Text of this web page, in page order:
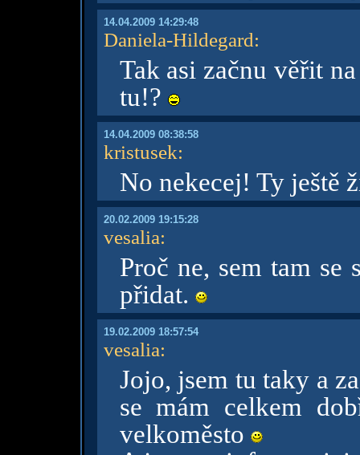
14.04.2009 14:29:48
Daniela-Hildegard:
Tak asi začnu věřit
tu!?
14.04.2009 08:38:58
kristusek:
No nekecej! Ty ještě
20.02.2009 19:15:28
vesalia:
Proč ne, sem tam se
přidat.
19.02.2009 18:57:54
vesalia:
Jojo, jsem tu taky a
se mám celkem
velkoměsto